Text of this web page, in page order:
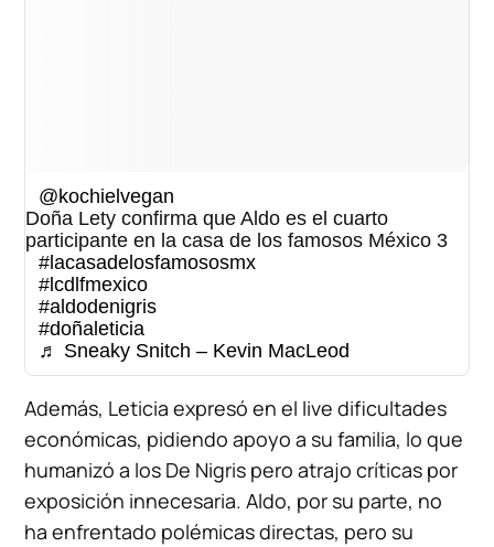
@kochielvegan
Doña Lety confirma que Aldo es el cuarto
participante en la casa de los famosos México 3
#lacasadelosfamososmx
#lcdlfmexico
#aldodenigris
#doñaleticia
♬ Sneaky Snitch – Kevin MacLeod
Además, Leticia expresó en el live dificultades
económicas, pidiendo apoyo a su familia, lo que
humanizó a los De Nigris pero atrajo críticas por
exposición innecesaria. Aldo, por su parte, no
ha enfrentado polémicas directas, pero su